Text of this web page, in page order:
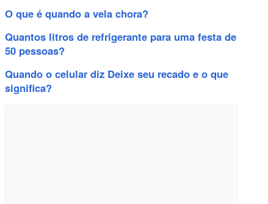
O que é quando a vela chora?
Quantos litros de refrigerante para uma festa de
50 pessoas?
Quando o celular diz Deixe seu recado e o que
significa?